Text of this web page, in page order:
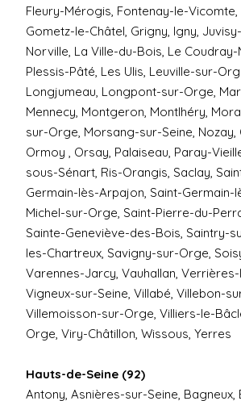
Fleury-Mérogis, Fontenay-le-
Gometz-le-Châtel, Grigny, Igny,
Norville, La Ville-du-Bois, Le Coudray-
Plessis-Pâté, Les Ulis, Leuville-sur-
Longjumeau, Longpont-sur-Orge,
Mennecy, Montgeron, Montlhéry,
sur-Orge, Morsang-sur-Seine, Nozay,
Ormoy , Orsay, Palaiseau, Paray-
sous-Sénart, Ris-Orangis, Saclay,
Germain-lès-Arpajon, Saint-Germain-
Michel-sur-Orge, Saint-Pierre-du-
Sainte-Geneviève-des-Bois, Saintry-
les-Chartreux, Savigny-sur-Orge,
Varennes-Jarcy, Vauhallan,
Vigneux-sur-Seine, Villabé, Villebon-
Villemoisson-sur-Orge, Villiers-le-
Orge, Viry-Châtillon, Wissous, Yerres
Hauts-de-Seine (92)
Antony, Asnières-sur-Seine,